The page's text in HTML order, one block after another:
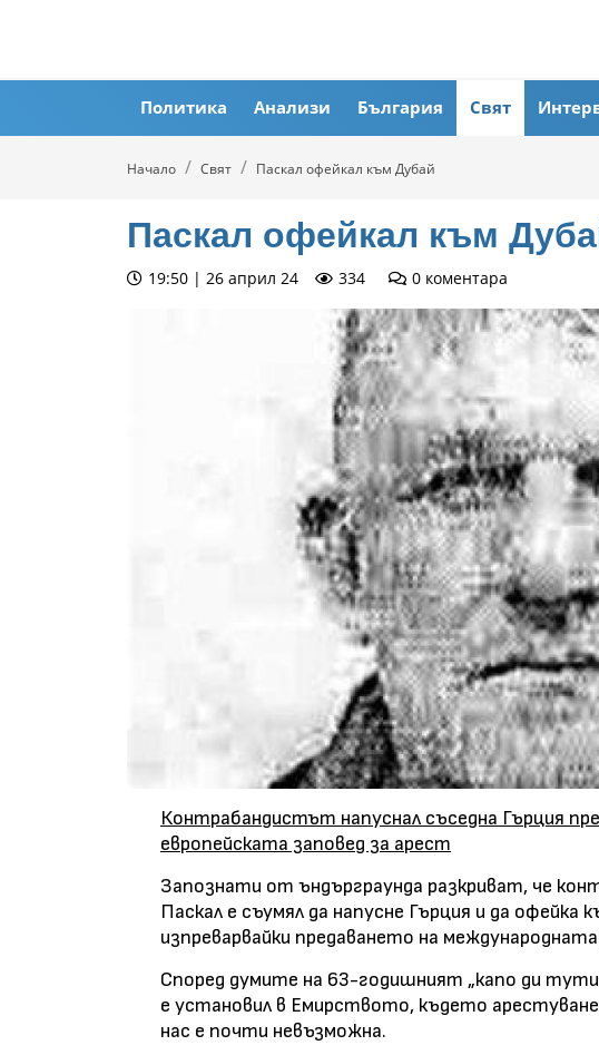
Политика Анализи България Свят
Начало Свят Паскал офейкал към Дубай
Паскал офейкал към
19:50 | 26 април 24 334 0 коментара
Контрабандистът напуснал съседна Гърция
европейската заповед за арест
Запознати от ъндърграунда разкриват, че
Паскал е съумял да напусне Гърция и да офейка
изпреварвайки предаването на
Според думите на 63-годишният „капо ди
е установил в Емирството, където
нас е почти невъзможна.